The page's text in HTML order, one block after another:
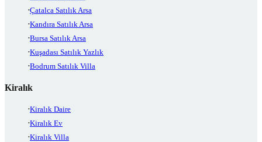
Çatalca Satılık Arsa
Kandıra Satılık Arsa
Bursa Satılık Arsa
Kuşadası Satılık Yazlık
Bodrum Satılık Villa
Kiralık
Kiralık Daire
Kiralık Ev
Kiralık Villa